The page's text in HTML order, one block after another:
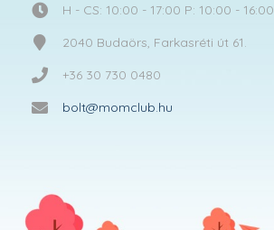
H - CS: 10:00 - 17:00 P: 10:00 - 16:00
2040 Budaörs, Farkasréti út 61.
+36 30 730 0480
bolt@momclub.hu